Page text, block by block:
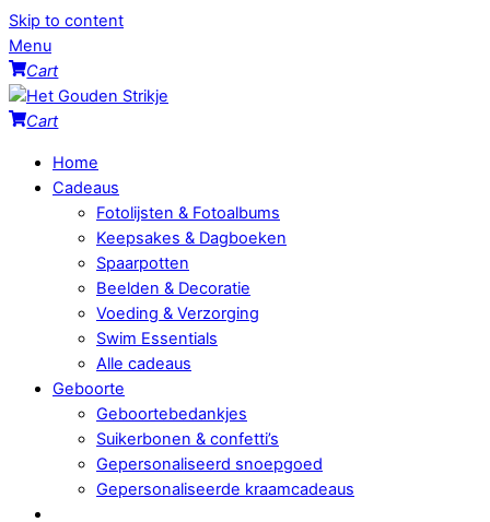
Skip to content
Menu
Cart
Cart
Home
Cadeaus
Fotolijsten & Fotoalbums
Keepsakes & Dagboeken
Spaarpotten
Beelden & Decoratie
Voeding & Verzorging
Swim Essentials
Alle cadeaus
Geboorte
Geboortebedankjes
Suikerbonen & confetti’s
Gepersonaliseerd snoepgoed
Gepersonaliseerde kraamcadeaus